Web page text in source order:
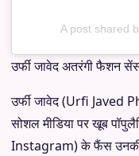
A post shared
उर्फी जावेद अतरंगी फैशन
उर्फी जावेद (Urfi
सोशल मीडिया पर खूब
Instagram) के फैंस उनकी